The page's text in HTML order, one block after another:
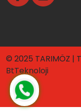
© 2025 TARIMÖZ |
BtTeknoloji